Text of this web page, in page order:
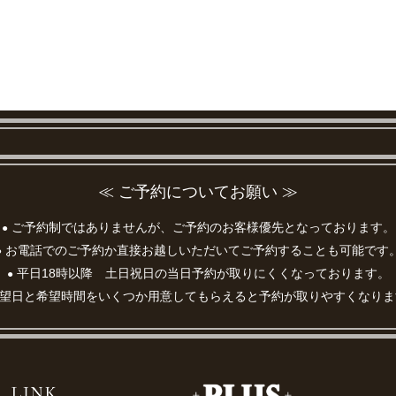
≪ ご予約についてお願い ≫
●ご予約制ではありませんが、ご予約のお客様優先となっております。
お電話でのご予約か直接お越しいただいてご予約することも可能です
●平日18時以降 土日祝日の当日予約が取りにくくなっております。
日と希望時間をいくつか用意してもらえると予約が取りやすくなり